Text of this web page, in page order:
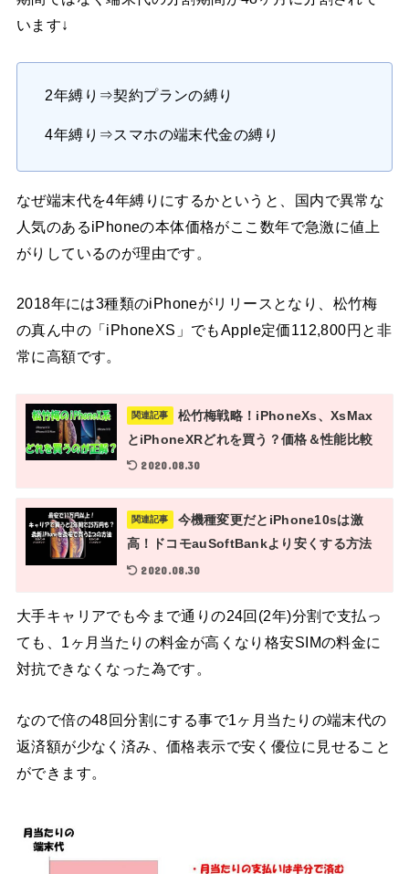
います↓
2年縛り⇒契約プランの縛り
4年縛り⇒スマホの端末代金の縛り
なぜ端末代を4年縛りにするかというと、国内で異常な
人気のあるiPhoneの本体価格がここ数年で急激に値上
がりしているのが理由です。
2018年には3種類のiPhoneがリリースとなり、松竹梅
の真ん中の「iPhoneXS」でもApple定価112,800円と非
常に高額です。
関連記事
松竹梅戦略！iPhoneXs、XsMax
とiPhoneXRどれを買う？価格＆性能比較
2020.08.30
関連記事
今機種変更だとiPhone10sは激
高！ドコモauSoftBankより安くする方法
2020.08.30
大手キャリアでも今まで通りの24回(2年)分割で支払っ
ても、1ヶ月当たりの料金が高くなり格安SIMの料金に
対抗できなくなった為です。
なので倍の48回分割にする事で1ヶ月当たりの端末代の
返済額が少なく済み、価格表示で安く優位に見せること
ができます。